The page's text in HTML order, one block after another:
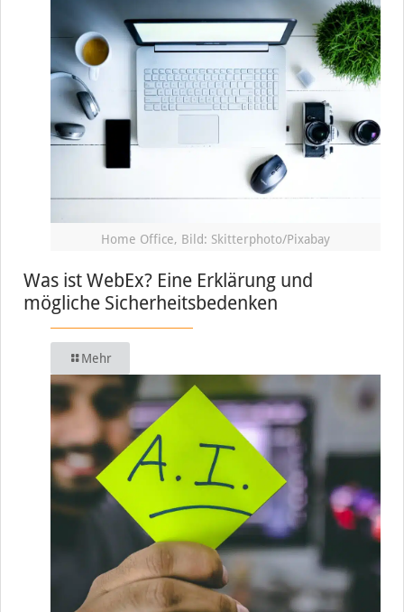
Home Office, Bild: Skitterphoto/Pixabay
Was ist WebEx? Eine Erklärung und
mögliche Sicherheitsbedenken
Mehr